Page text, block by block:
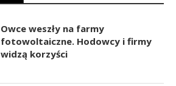
Owce weszły na farmy
fotowoltaiczne. Hodowcy i firmy
widzą korzyści